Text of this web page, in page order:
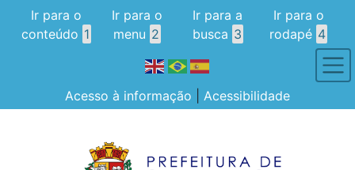
Ir para o
conteúdo 1
Ir para o
menu 2
Ir para a
busca 3
Ir para o
rodapé 4
Acesso à informação Acessibilidade